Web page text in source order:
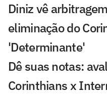
Diniz vê
eliminação do
'Determinante'
Dê suas notas:
Corinthians x